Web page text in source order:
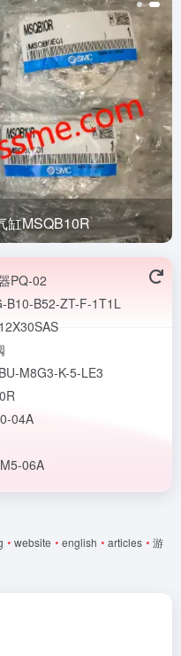
缸MSQB10R
PQ-02
B10-B52-ZT-F-1T1L
M8G3-K-5-LE3
04A
06A
• website • english • articles • 游